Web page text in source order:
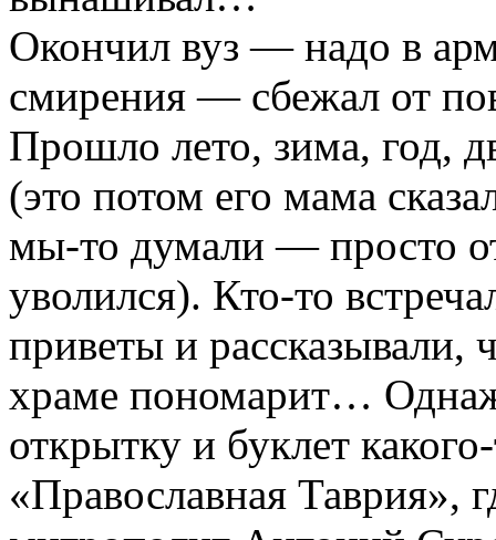
Окончил вуз — надо в
смирения — сбежал от
Прошло лето, зима, год,
(это потом его мама
мы-то думали — просто
уволился). Кто-то
приветы и рассказывали,
храме пономарит…
открытку и буклет
«Православная Таврия»,